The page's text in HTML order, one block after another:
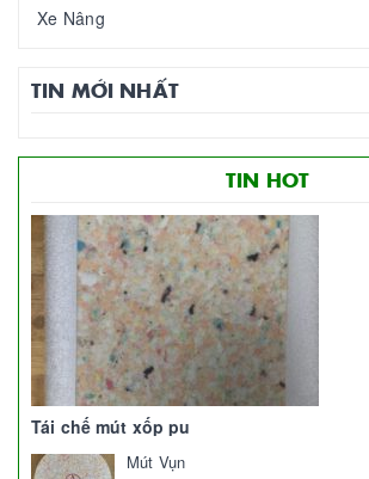
Xe Nâng
TIN MỚI NHẤT
TIN HOT
Tái chế mút xốp pu
Mút Vụn